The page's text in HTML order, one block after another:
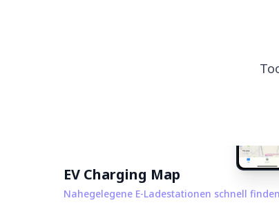
EV Charging Map
Nahegelegene E-Ladestationen schnell finden